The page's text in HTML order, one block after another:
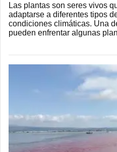
Las plantas son seres vivos
adaptarse a diferentes tipos
condiciones climáticas. Una
pueden enfrentar algunas